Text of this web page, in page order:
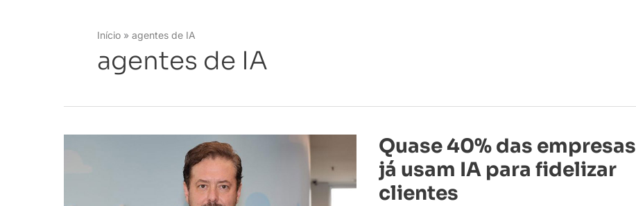
Início agentes de IA
agentes de IA
Quase 40% das empresas
já usam IA para fidelizar
clientes
Quase
40%
das
empresas
já
usam